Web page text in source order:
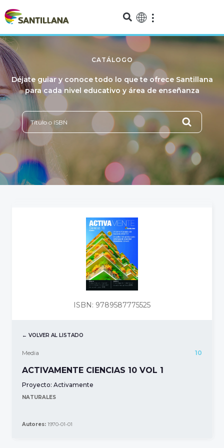
CATÁLOGO
Déjate guiar y conoce todo lo que te ofrece Santillana
para cada nivel educativo y área de enseñanza
← VOLVER AL LISTADO
Media 10
ACTIVAMENTE CIENCIAS 10 VOL 1
Proyecto: Activamente
NATURALES
Autores: 1970-01-01
ISBN: 9789587775525